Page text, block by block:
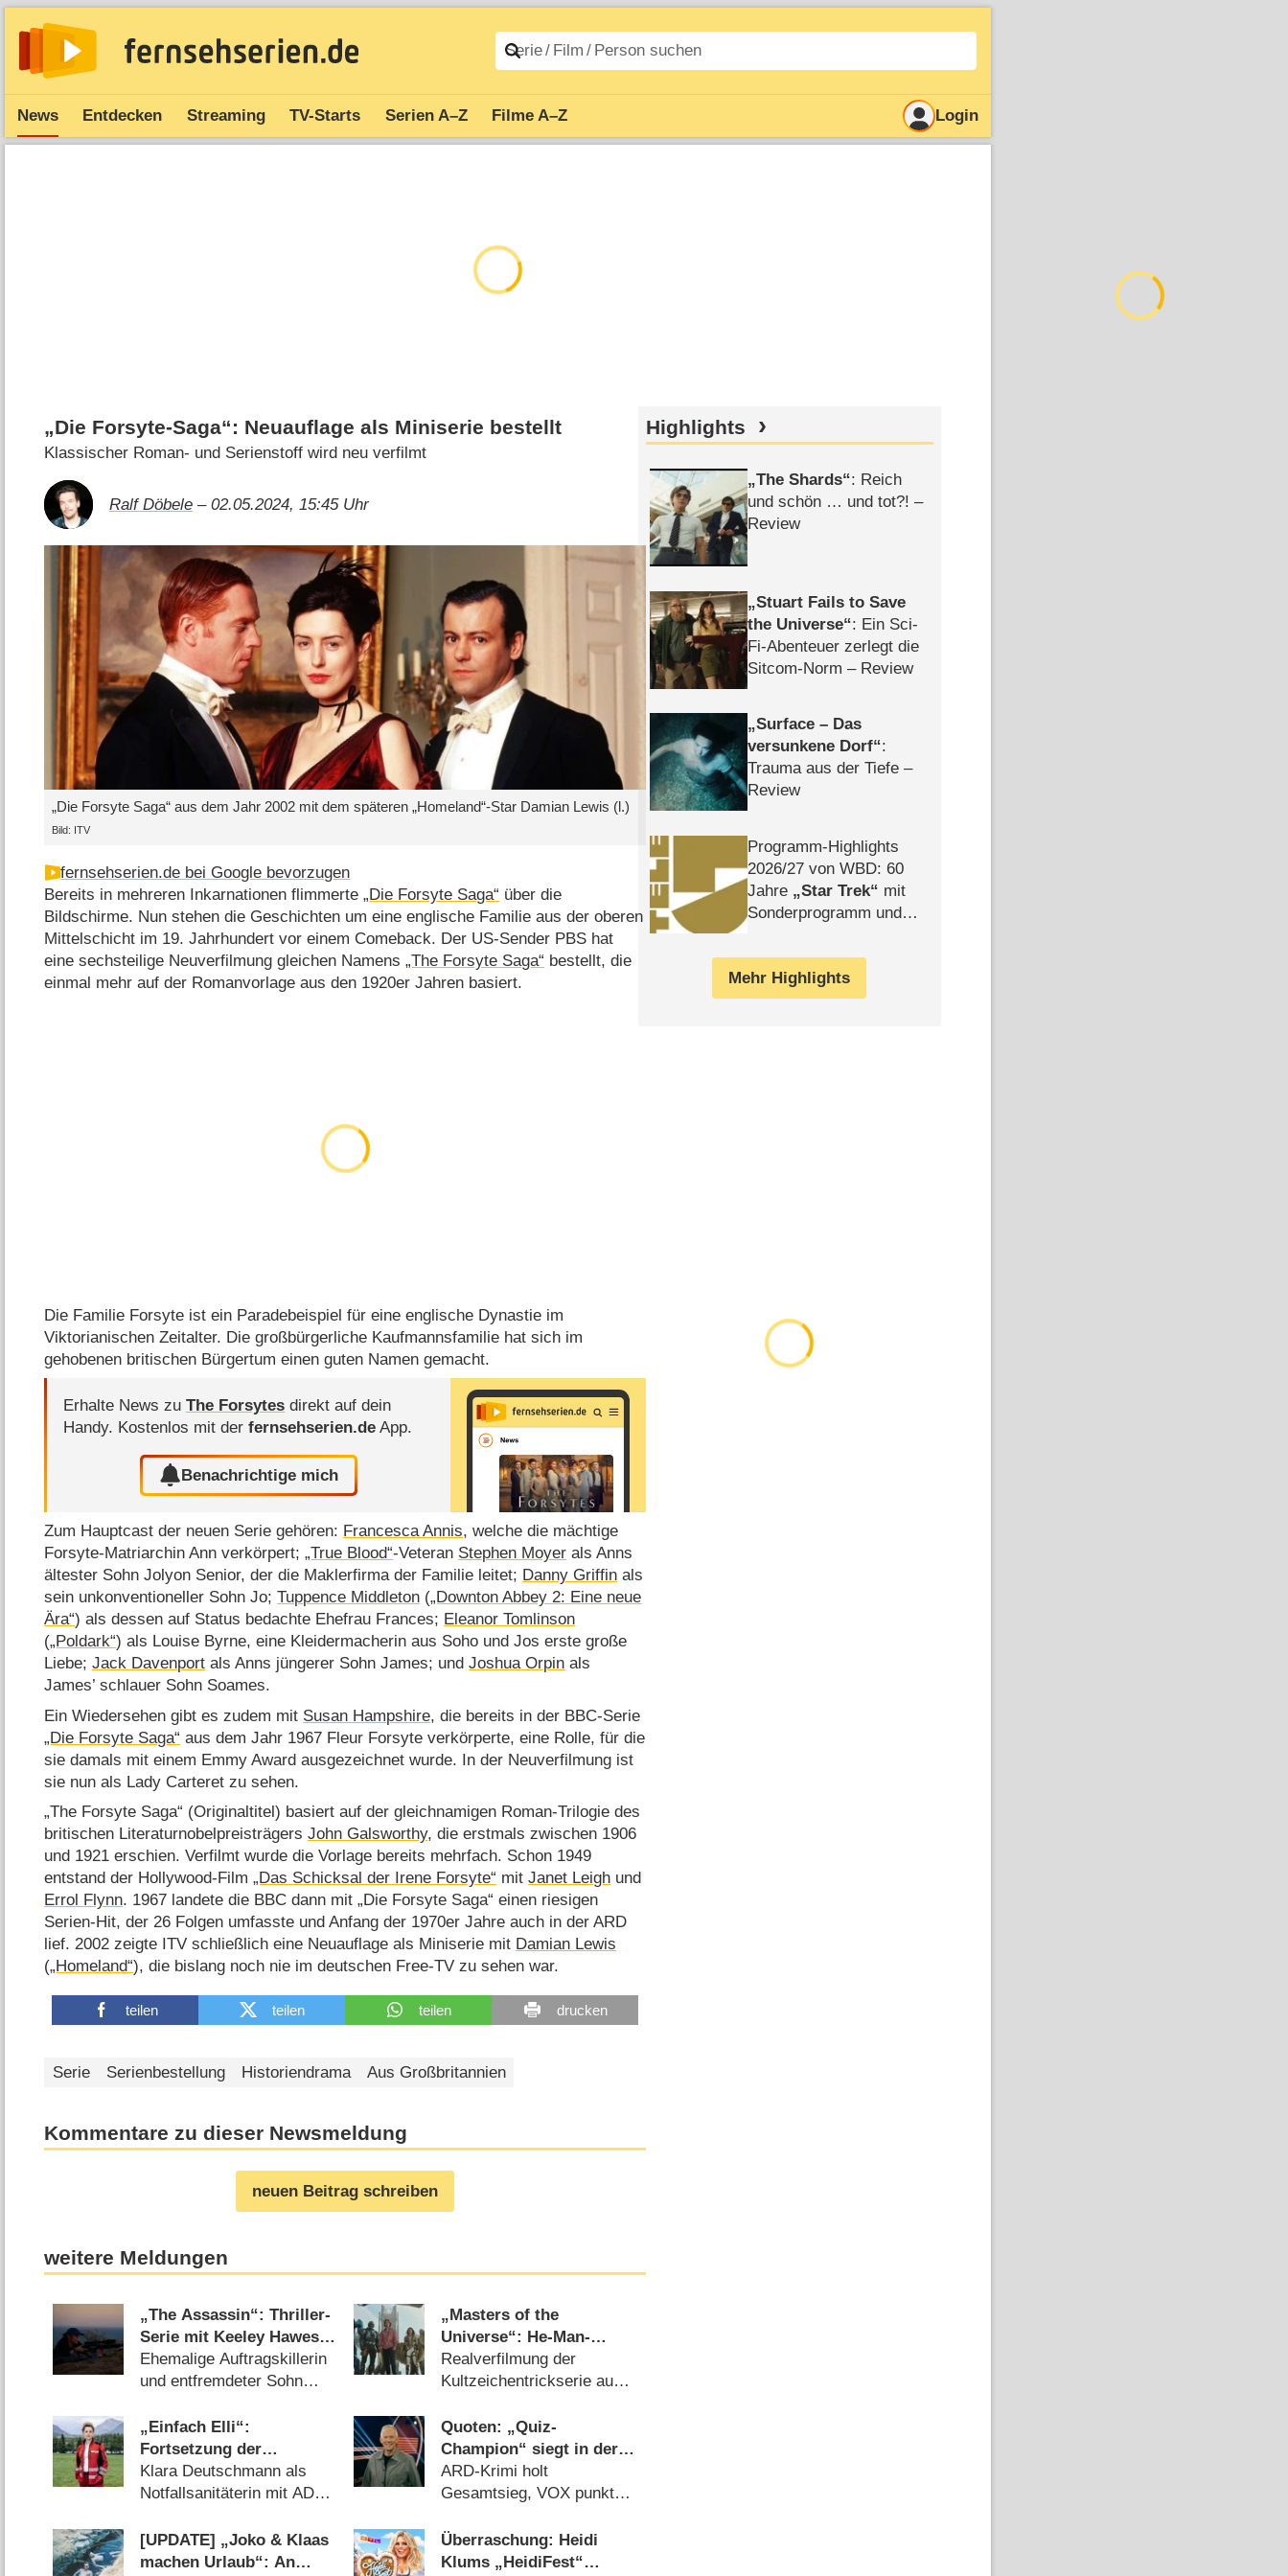
News Entdecken Streaming TV-Starts Serien A–Z Filme A–Z Login
„Die Forsyte-Saga“: Neuauflage als Miniserie bestellt
Klassischer Roman- und Serienstoff wird neu verfilmt
Ralf Döbele – 02.05.2024, 15:45 Uhr
„Die Forsyte Saga“ aus dem Jahr 2002 mit dem späteren „Homeland“-Star Damian Lewis (l.)
Bild: ITV
fernsehserien.de bei Google bevorzugen
Bereits in mehreren Inkarnationen flimmerte„Die Forsyte Saga“ über die
Bildschirme. Nun stehen die Geschichten um eine englische Familie aus der oberen
Mittelschicht im 19. Jahrhundert vor einem Comeback. Der US-Sender PBS hat
eine sechsteilige Neuverfilmung gleichen Namens„The Forsyte Saga“ bestellt, die
einmal mehr auf der Romanvorlage aus den 1920er Jahren basiert.
Die Familie Forsyte ist ein Paradebeispiel für eine englische Dynastie im
Viktorianischen Zeitalter. Die großbürgerliche Kaufmannsfamilie hat sich im
gehobenen britischen Bürgertum einen guten Namen gemacht.
Erhalte News zuThe Forsytes direkt auf dein
Handy. Kostenlos mit derfernsehserien.de App.
Benachrichtige mich
Zum Hauptcast der neuen Serie gehören: Francesca Annis, welche die mächtige
Forsyte-Matriarchin Ann verkörpert;„True Blood“-Veteran Stephen Moyer als Anns
ältester Sohn Jolyon Senior, der die Maklerfirma der Familie leitet; Danny Griffin als
sein unkonventioneller Sohn Jo;Tuppence Middleton („Downton Abbey 2: Eine neue
Ära“) als dessen auf Status bedachte Ehefrau Frances; Eleanor Tomlinson
(„Poldark“) als Louise Byrne, eine Kleidermacherin aus Soho und Jos erste große
Liebe;Jack Davenport als Anns jüngerer Sohn James; undJoshua Orpin als
James’ schlauer Sohn Soames.
Ein Wiedersehen gibt es zudem mit Susan Hampshire, die bereits in der BBC-Serie
„Die Forsyte Saga“ aus dem Jahr 1967 Fleur Forsyte verkörperte, eine Rolle, für die
sie damals mit einem Emmy Award ausgezeichnet wurde. In der Neuverfilmung ist
sie nun als Lady Carteret zu sehen.
„The Forsyte Saga“ (Originaltitel) basiert auf der gleichnamigen Roman-Trilogie des
britischen LiteraturnobelpreisträgersJohn Galsworthy, die erstmals zwischen 1906
und 1921 erschien. Verfilmt wurde die Vorlage bereits mehrfach. Schon 1949
entstand der Hollywood-Film„Das Schicksal der Irene Forsyte“ mitJanet Leigh und
Errol Flynn. 1967 landete die BBC dann mit „Die Forsyte Saga“ einen riesigen
Serien-Hit, der 26 Folgen umfasste und Anfang der 1970er Jahre auch in der ARD
lief. 2002 zeigte ITV schließlich eine Neuauflage als Miniserie mit Damian Lewis
(„Homeland“), die bislang noch nie im deutschen Free-TV zu sehen war.
teilen teilen teilen drucken
Serie Serienbestellung Historiendrama Aus Großbritannien
Kommentare zu dieser Newsmeldung
neuen Beitrag schreiben
weitere Meldungen
„The Assassin“: Thriller-
Serie mit Keeley Hawes
und Freddie Highmore
kommt endlich nach
Ehemalige Auftragskillerin
und entfremdeter Sohn
(04.08.2026)
„Masters of the
Universe“: He-Man-
Kinofilm kommt noch
diese Woche ins
Realverfilmung der
Kultzeichentrickserie aus
(20.07.2026)
„Einfach Elli“:
Fortsetzung der
erfolgreichen neuen ZDF-
Reihe wird gedreht
Klara Deutschmann als
Notfallsanitäterin mit ADHS
Quoten: „Quiz-
Champion“ siegt in der
jungen Zielgruppe, „Duell
um die Welt“-Best-of
ARD-Krimi holt
Gesamtsieg, VOX punktet
(09.08.2026)
[UPDATE] „Joko & Klaas
machen Urlaub“: An
Überraschung: Heidi
Klums „HeidiFest“
Highlights
The Shards : Reich
und schön … und tot?! –
Review
Stuart Fails to Save
the Universe : Ein Sci-
Fi-Abenteuer zerlegt die
Sitcom-Norm – Review
Surface – Das
versunkene Dorf :
Trauma aus der Tiefe –
Review
Programm-Highlights
2026/​27 von WBD: 60
Jahre
Star Trek
mit
Sonderprogramm und
Mehr Highlights